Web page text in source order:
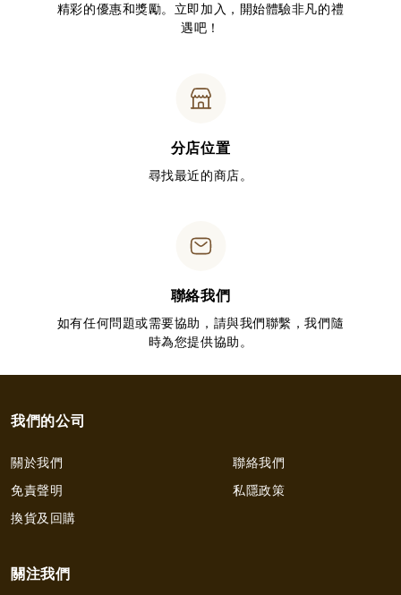
精彩的優惠和獎勵。立即加入，開始體驗非凡的禮
遇吧！
分店位置
尋找最近的商店。
聯絡我們
如有任何問題或需要協助，請與我們聯繫，我們隨
時為您提供協助。
我們的公司
關於我們
聯絡我們
免責聲明
私隱政策
換貨及回購
關注我們